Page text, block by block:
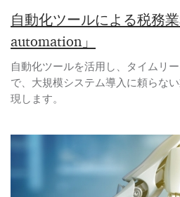
自動化ツールによる税務
automation」
自動化ツールを活用し、タイムリ
で、大規模システム導入に頼らな
現します。